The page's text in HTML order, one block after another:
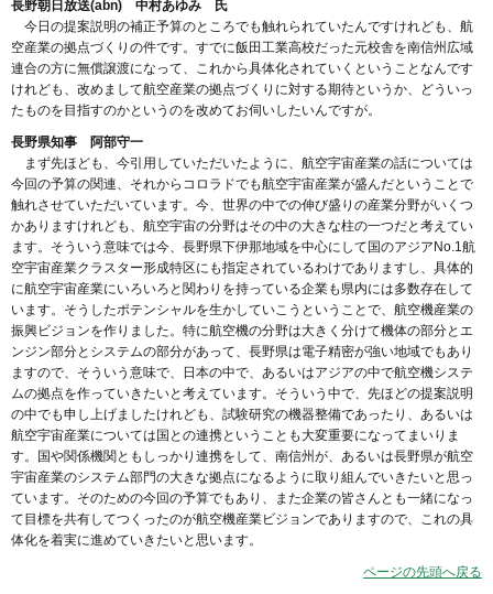
長野朝日放送(abn) 中村あゆみ 氏
今日の提案説明の補正予算のところでも触れられていたんですけれども、航
空産業の拠点づくりの件です。すでに飯田工業高校だった元校舎を南信州広域
連合の方に無償譲渡になって、これから具体化されていくということなんです
けれども、改めまして航空産業の拠点づくりに対する期待というか、どういっ
たものを目指すのかというのを改めてお伺いしたいんですが。
長野県知事 阿部守一
まず先ほども、今引用していただいたように、航空宇宙産業の話については
今回の予算の関連、それからコロラドでも航空宇宙産業が盛んだということで
触れさせていただいています。今、世界の中での伸び盛りの産業分野がいくつ
かありますけれども、航空宇宙の分野はその中の大きな柱の一つだと考えてい
ます。そういう意味では今、長野県下伊那地域を中心にして国のアジアNo.1航
空宇宙産業クラスター形成特区にも指定されているわけでありますし、具体的
に航空宇宙産業にいろいろと関わりを持っている企業も県内には多数存在して
います。そうしたポテンシャルを生かしていこうということで、航空機産業の
振興ビジョンを作りました。特に航空機の分野は大きく分けて機体の部分とエ
ンジン部分とシステムの部分があって、長野県は電子精密が強い地域でもあり
ますので、そういう意味で、日本の中で、あるいはアジアの中で航空機システ
ムの拠点を作っていきたいと考えています。そういう中で、先ほどの提案説明
の中でも申し上げましたけれども、試験研究の機器整備であったり、あるいは
航空宇宙産業については国との連携ということも大変重要になってまいりま
す。国や関係機関ともしっかり連携をして、南信州が、あるいは長野県が航空
宇宙産業のシステム部門の大きな拠点になるように取り組んでいきたいと思っ
ています。そのための今回の予算でもあり、また企業の皆さんとも一緒になっ
て目標を共有してつくったのが航空機産業ビジョンでありますので、これの具
体化を着実に進めていきたいと思います。
ページの先頭へ戻る